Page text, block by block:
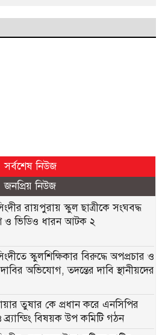
সর্বশেষ নিউজ
জনপ্রিয় নিউজ
রায়পুরায় স্কুল ছাত্রীকে সংঘবদ্ধ
ও ভিডিও ধারন আটক ২
স্কুলশিক্ষিকার বিরুদ্ধে অপপ্রচার ও
অভিযোগ, তদন্তের দাবি স্থানীয়দের
তুষার কে প্রধান করে এনসিপির
ব্র্যান্ডিং বিষয়ক উপ কমিটি গঠন